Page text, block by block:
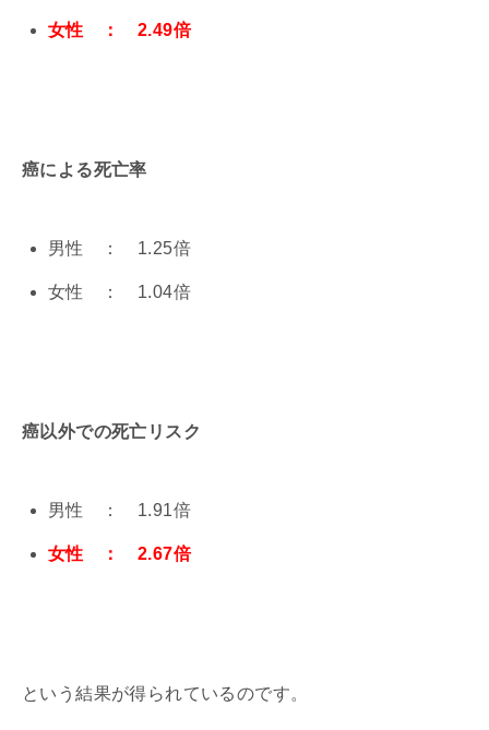
女性 ： 2.49倍
癌による死亡率
男性 ： 1.25倍
女性 ： 1.04倍
癌以外での死亡リスク
男性 ： 1.91倍
女性 ： 2.67倍
という結果が得られているのです。